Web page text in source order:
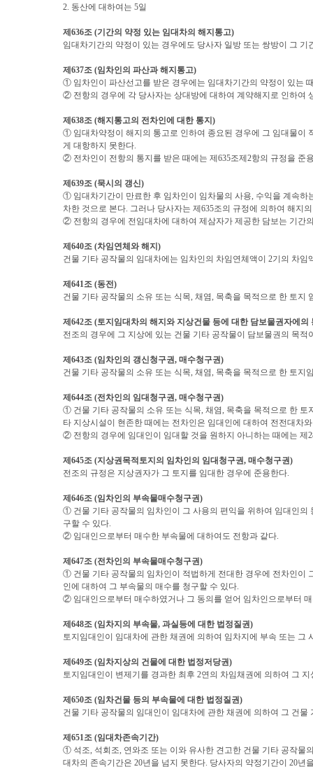
2. 동산에 대하여는 5일
제 636조 (기간의 약정 있는 임대차의 해지통고)
임대차기간의 약정이 있는 경우에도 당사자 일방 또는 쌍방이 그
제 637조 (임차인의 파산과 해지통고)
① 임차인이 파산선고를 받은 경우에는 임대차기간의 약정이 있는
② 전항의 경우에 각 당사자는 상대방에 대하여 계약해지로 인하여
제 638조 (해지통고의 전차인에 대한 통지 )
① 임대차약정이 해지의 통고로 인하여 종요된 경우에 그 임대물이
게 대항하지 못한다.
② 전차인이 전항의 통지를 받은 때에는 제 635조제 2항의 규정을 준
제 639조 (묵시의 갱신)
① 임대차기간이 만료한 후 임차인이 임차물의 사용, 수익을 계속하
차한 것으로 본다. 그러나 당사자는 제 635조의 규정에 의하여 해지
② 전항의 경우에 전임대차에 대하여 제삼자가 제공한 담보는 기간
제 640조 (차임연체와 해지 )
건물 기타 공작물의 임대차에는 임차인의 차임연체액이 2기의 차임
제 641조 (동전)
건물 기타 공작물의 소유 또는 식목, 채염, 목축을 목적으로 한 토지
제 642조 (토지임대차의 해지와 지상건물 등에 대한 담보물권자에의
전조의 경우에 그 지상에 있는 건물 기타 공작물이 담보물권의 목적
제 643조 (임차인의 갱신청구권, 매수청구권)
건물 기타 공작물의 소유 또는 식목, 채염, 목축을 목적으로 한 토지
제 644조 (전차인의 임대청구권, 매수청구권)
① 건물 기타 공작물의 소유 또는 식목, 채염, 목축을 목적으로 한 토
타 지상시설이 현존한 때에는 전차인은 임대인에 대하여 전전대차
② 전항의 경우에 임대인이 임대할 것을 원하지 아니하는 때에는 제
제 645조 (지상권목적토지의 임차인의 임대청구권, 매수청구권)
전조의 규정은 지상권자가 그 토지를 임대한 경우에 준용한다.
제 646조 (임차인의 부속물매수청구권)
① 건물 기타 공작물의 임차인이 그 사용의 편익을 위하여 임대인
구할 수 있다.
② 임대인으로부터 매수한 부속물에 대하여도 전항과 같다.
제 647조 (전차인의 부속물매수청구권)
① 건물 기타 공작물의 임차인이 적법하게 전대한 경우에 전차인이
인에 대하여 그 부속물의 매수를 청구할 수 있다.
② 임대인으로부터 매수하였거나 그 동의를 얻어 임차인으로부터
제 648조 (임차지의 부속물, 과실등에 대한 법정질권)
토지임대인이 임대차에 관한 채권에 의하여 임차지에 부속 또는
제 649조 (임차지상의 건물에 대한 법정저당권)
토지임대인이 변제기를 경과한 최후 2연의 차임채권에 의하여 그
제 650조 (임차건물 등의 부속물에 대한 법정질권)
건물 기타 공작물의 임대인이 임대차에 관한 채권에 의하여 그 건
제 651조 (임대차존속기간)
① 석조, 석회조, 연와조 또는 이와 유사한 견고한 건물 기타 공작물
대차의 존속기간은 20년을 넘지 못한다. 당사자의 약정기간이 20년